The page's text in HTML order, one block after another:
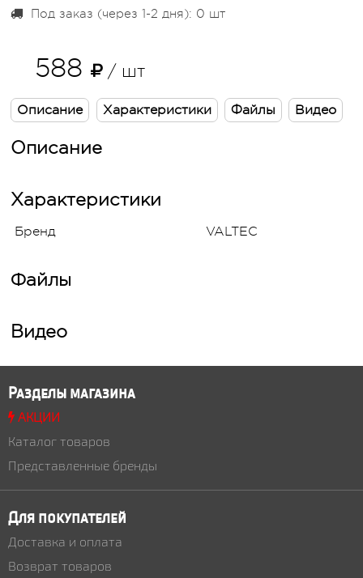
Под заказ (через 1-2 дня): 0 шт
588 / шт
Описание Характеристики Файлы Видео
Описание
Характеристики
Бренд VALTEC
Файлы
Видео
Разделы магазина
АКЦИИ
Каталог товаров
Представленные бренды
Для покупателей
Доставка и оплата
Возврат товаров